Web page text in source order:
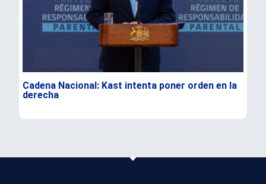
Cadena Nacional: Kast intenta poner orden en la
derecha